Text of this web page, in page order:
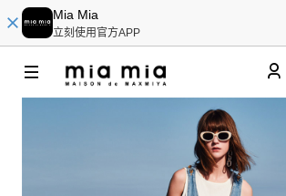
Mia Mia
立刻使用官方APP